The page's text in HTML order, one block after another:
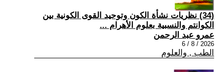
(34) نظريات نشأة الكون وتوحيد القوى الكونية بين
الكوانتم والنسبية بعلوم الأهرام ...
عمرو عبد الرحمن
2026 / 8 / 6
الطب , والعلوم